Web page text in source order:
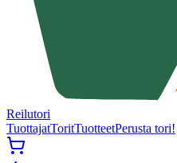
Reilutori
TuottajatToritTuotteetPerusta tori!